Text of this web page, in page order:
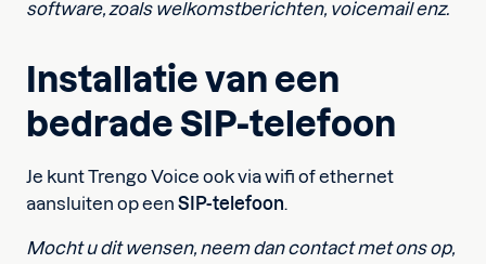
software, zoals welkomstberichten, voicemail enz.
Installatie van een
bedrade SIP-telefoon
Je kunt Trengo Voice ook via wifi of ethernet
aansluiten op een SIP-telefoon
Mocht u dit wensen, neem dan contact met ons op,